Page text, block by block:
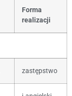
Forma
realizacji
zastępstwo